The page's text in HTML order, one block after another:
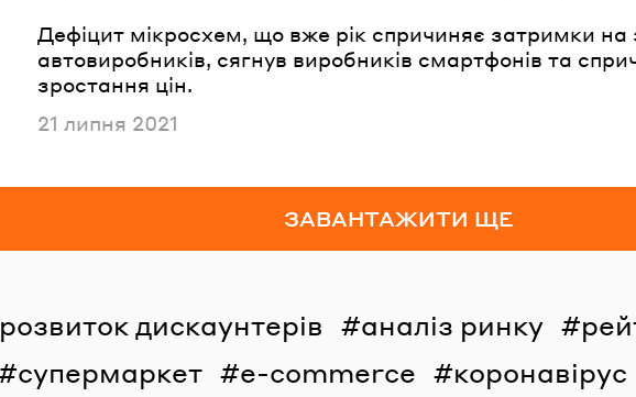
Дефіцит мікросхем, що вже рік спричиняє затримки на
автовиробників, сягнув виробників смартфонів та
зростання цін.
Опубліковано
21 липня 2021
ЗАВАНТАЖИТИ ЩЕ
розвиток дискаунтерів аналіз ринку
супермаркет e-commerce коронавірус